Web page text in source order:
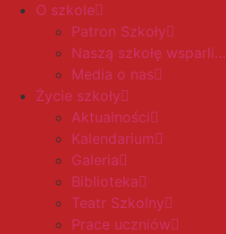
O szkole
Patron Szkoły
Naszą szkołę wsparli…
Media o nas
Życie szkoły
Aktualności
Kalendarium
Galeria
Biblioteka
Teatr Szkolny
Prace uczniów